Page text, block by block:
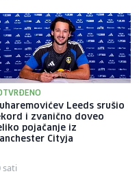
Leeds srušio
i zvanično doveo
pojačanje iz
Cityja
sati